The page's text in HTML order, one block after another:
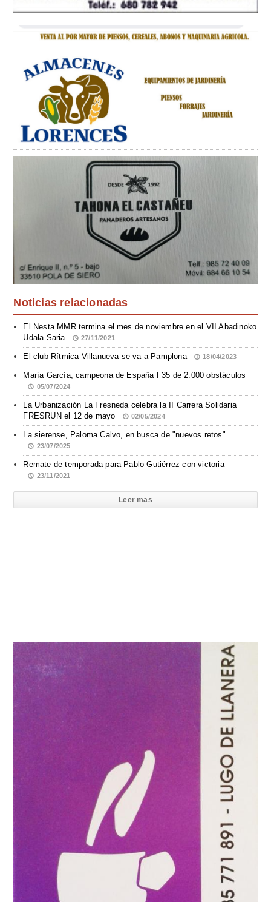
Noticias relacionadas
El Nesta MMR termina el mes de noviembre en el VII Abadinoko
Udala Saria
27/11/2021
El club Rítmica Villanueva se va a Pamplona 18/04/2023
María García, campeona de España F35 de 2.000 obstáculos
05/07/2024
La Urbanización La Fresneda celebra la II Carrera Solidaria
FRESRUN el 12 de mayo
02/05/2024
La sierense, Paloma Calvo, en busca de "nuevos retos"
23/07/2025
Remate de temporada para Pablo Gutiérrez con victoria
23/11/2021
Leer mas